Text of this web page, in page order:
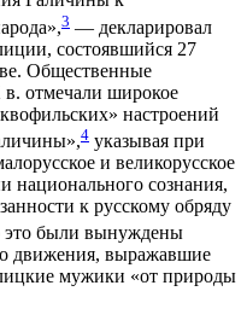
3 — декларировал
состоявшийся 27
Общественные
отмечали широкое
настроений
4 указывая при
и великорусское
национального сознания,
к русскому обряду
это были вынуждены
движения, выражавшие
мужики «от природы